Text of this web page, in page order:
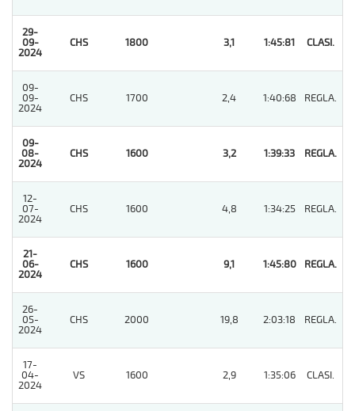
29-
09-
2024
CHS 1800 3,1 1:45:81 CLASI.
09-
09-
2024
CHS 1700 2,4 1:40:68 REGLA.
09-
08-
2024
CHS 1600 3,2 1:39:33 REGLA.
12-
07-
2024
CHS 1600 4,8 1:34:25 REGLA.
21-
06-
2024
CHS 1600 9,1 1:45:80 REGLA.
26-
05-
2024
CHS 2000 19,8 2:03:18 REGLA.
17-
04-
2024
VS 1600 2,9 1:35:06 CLASI.